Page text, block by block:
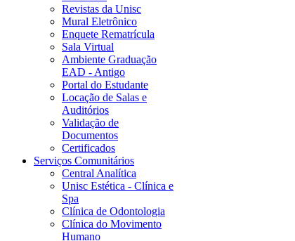
Revistas da Unisc
Mural Eletrônico
Enquete Rematrícula
Sala Virtual
Ambiente Graduação
EAD - Antigo
Portal do Estudante
Locação de Salas e
Auditórios
Validação de
Documentos
Certificados
Serviços Comunitários
Central Analítica
Unisc Estética - Clínica e
Spa
Clínica de Odontologia
Clínica do Movimento
Humano